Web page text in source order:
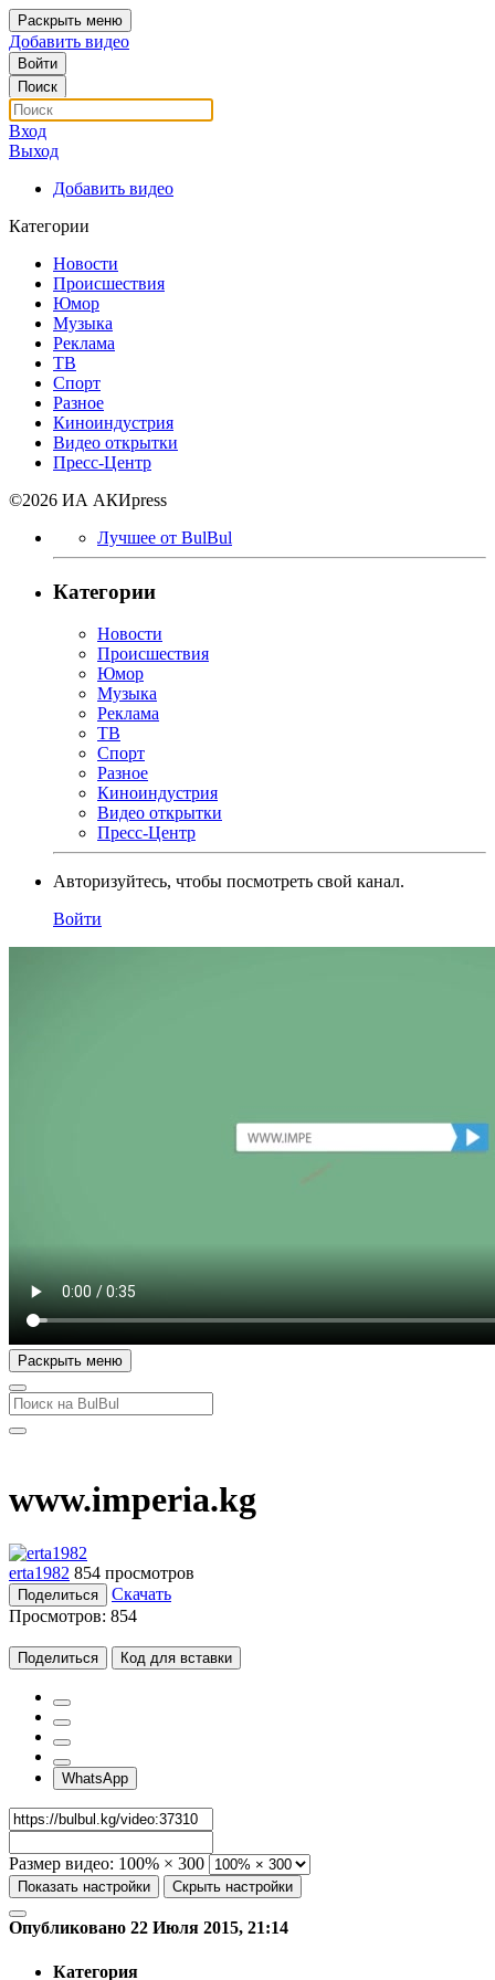
Раскрыть меню
Добавить видео
Войти
Поиск
Вход
Выход
Добавить видео
Категории
Новости
Происшествия
Юмор
Музыка
Реклама
ТВ
Спорт
Разное
Киноиндустрия
Видео открытки
Пресс-Центр
©2026 ИА АКИpress
Лучшее от BulBul
Категории
Новости
Происшествия
Юмор
Музыка
Реклама
ТВ
Спорт
Разное
Киноиндустрия
Видео открытки
Пресс-Центр
Авторизуйтесь, чтобы посмотреть свой канал.
Войти
Раскрыть меню
www.imperia.kg
erta1982 854 просмотров
Поделиться
Скачать
Просмотров: 854
Поделиться Код для вставки
WhatsApp
Размер видео: 100% × 300
Показать настройки Скрыть настройки
Опубликовано 22 Июля 2015, 21:14
Категория